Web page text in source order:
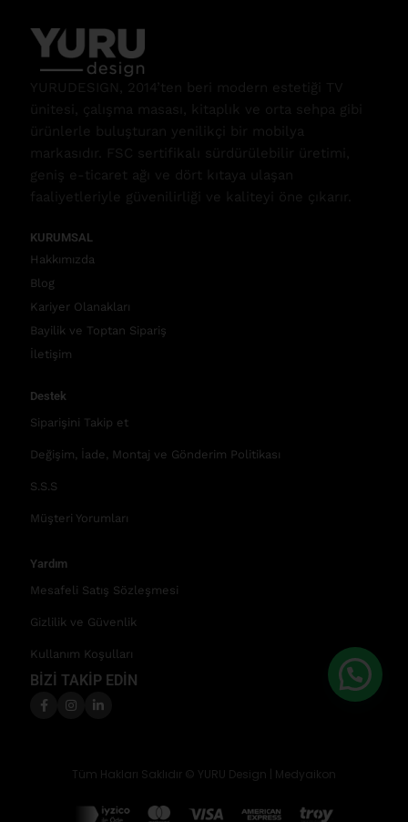
YURUDESIGN, 2014’ten beri modern estetiği TV
ünitesi, çalışma masası, kitaplık ve orta sehpa gibi
ürünlerle buluşturan yenilikçi bir mobilya
markasıdır. FSC sertifikalı sürdürülebilir üretimi,
geniş e-ticaret ağı ve dört kıtaya ulaşan
faaliyetleriyle güvenilirliği ve kaliteyi öne çıkarır.
KURUMSAL
Hakkımızda
Blog
Kariyer Olanakları
Bayilik ve Toptan Sipariş
İletişim
Destek
Siparişini Takip et
Değişim, İade, Montaj ve Gönderim Politikası
S.S.S
Müşteri Yorumları
Yardım
Mesafeli Satış Sözleşmesi
Gizlilik ve Güvenlik
Kullanım Koşulları
BİZİ TAKİP EDİN
Tüm Hakları Saklıdır © YURU Design | Medyaikon